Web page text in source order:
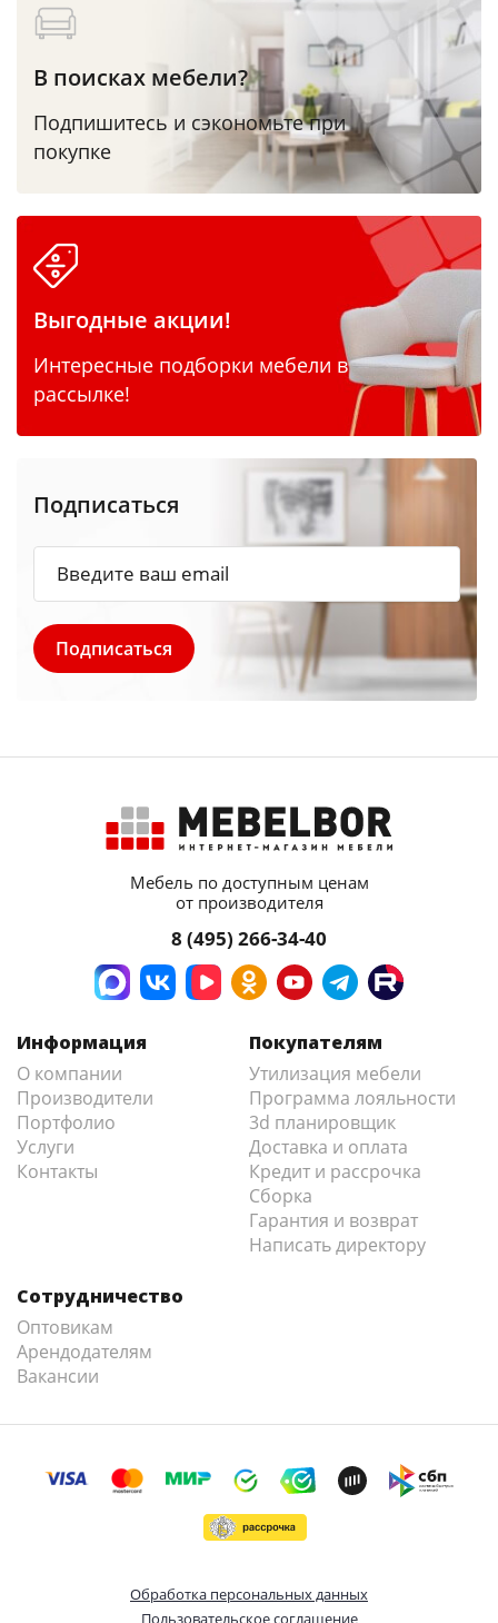
В поисках мебели?
Подпишитесь и сэкономьте при
покупке
Выгодные акции!
Интересные подборки мебели в
рассылке!
Подписаться
Мебель по доступным ценам
от производителя
8 (495) 266-34-40
Информация
О компании
Производители
Портфолио
Услуги
Контакты
Покупателям
Утилизация мебели
Программа лояльности
3d планировщик
Доставка и оплата
Кредит и рассрочка
Сборка
Гарантия и возврат
Написать директору
Сотрудничество
Оптовикам
Арендодателям
Вакансии
Обработка персональных данных
Пользовательское соглашение